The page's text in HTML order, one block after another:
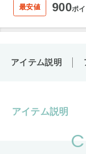
最安値 900ポ
アイテム説明
アイテム説明